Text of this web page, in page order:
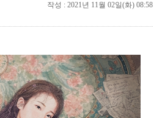
"우산으로 때려"vs"그런 적 없다"…23기 부부 엇갈…
청문회부터 압수수색·심판 성접대 의혹까지…월드컵 탈락이…
"기분 맞춰주려고" 축구협회, 외국인 심판 성접대 의혹…
박문성 "축구협회 성접대 의혹? 사실이면 국제 망신…사…
작성 : 2021년 11월 02일(화) 08:58